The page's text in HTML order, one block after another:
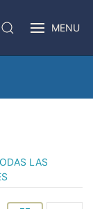
MENU
LAS